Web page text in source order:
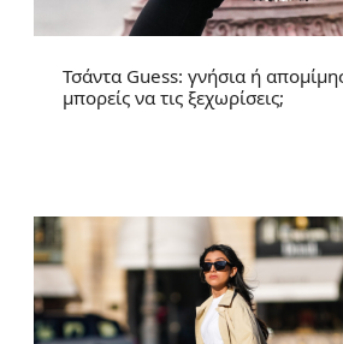
Τσάντα Guess: γνήσια ή
μπορείς να τις ξεχωρίσεις;